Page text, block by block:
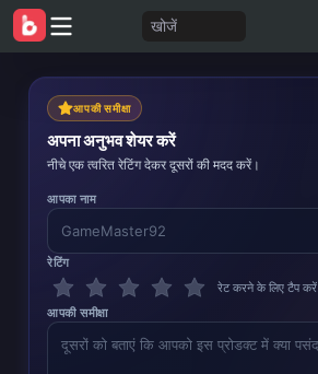
खोजें
आपकी समीक्षा
अपना अनुभव शेयर करें
नीचे एक त्वरित रेटिंग देकर दूसरों की मदद करें।
आपका नाम
रेटिंग
रेट करने के लिए टैप करें
आपकी समीक्षा